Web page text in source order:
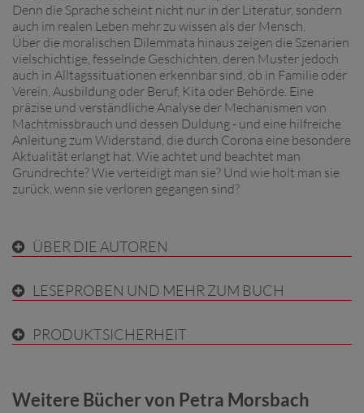
Denn die Sprache scheint nicht nur in der Literatur, sondern
auch im realen Leben mehr zu wissen als der Mensch.
Über die moralischen Dilemmata hinaus zeigen die Szenarien
vielschichtige, fesselnde Geschichten, deren Muster jedoch
auch in Alltagssituationen erkennbar sind, ob in Familie oder
Verein, Ausbildung oder Beruf, Kita oder Behörde. Eine
präzise und verständliche Analyse der Mechanismen von
Machtmissbrauch und dessen Duldung - und eine hilfreiche
Anleitung zum Widerstand, die durch Corona eine besondere
Aktualität erlangt hat. Wie achtet und beachtet man
Grundrechte? Wie verteidigt man sie? Und wie holt man sie
zurück, wenn sie verloren gegangen sind?
ÜBER DIE AUTOREN
LESEPROBEN UND MEHR ZUM BUCH
PRODUKTSICHERHEIT
Weitere Bücher von Petra Morsbach